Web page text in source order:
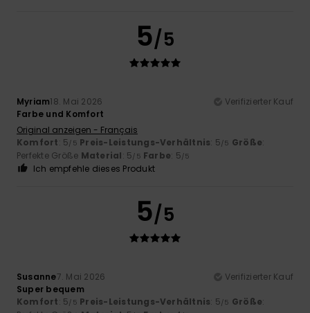
5/5
Myriam18. Mai 2026
Verifizierter Kauf
Farbe und Komfort
Original anzeigen - Français
Komfort: 5/5 Preis-Leistungs-Verhältnis: 5/5 Größe:
Perfekte Größe Material: 5/5 Farbe: 5/5
Ich empfehle dieses Produkt
5/5
Susanne7. Mai 2026
Verifizierter Kauf
Super bequem
Komfort: 5/5 Preis-Leistungs-Verhältnis: 5/5 Größe: